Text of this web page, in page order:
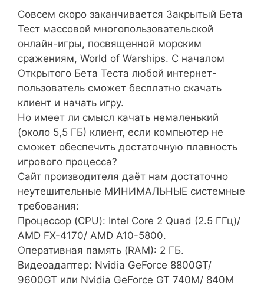
Совсем скоро заканчивается Закрытый Бета
Тест массовой многопользовательской
онлайн-игры, посвященной морским
сражениям, World of Warships. С началом
Открытого Бета Теста любой интернет-
пользователь сможет бесплатно скачать
клиент и начать игру.
Но имеет ли смысл качать немаленький
(около 5,5 ГБ) клиент, если компьютер не
сможет обеспечить достаточную плавность
игрового процесса?
Сайт производителя даёт нам достаточно
неутешительные МИНИМАЛЬНЫЕ системные
требования:
Процессор (CPU): Intel Core 2 Quad (2.5 ГГц)/
AMD FX-4170/ AMD A10-5800.
Оперативная память (RAM): 2 ГБ.
Видеоадаптер: Nvidia GeForce 8800GT/
9600GT или Nvidia GeForce GT 740M/ 840M